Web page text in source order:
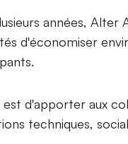
années,
d'économiser
d'apporter aux
techniques,